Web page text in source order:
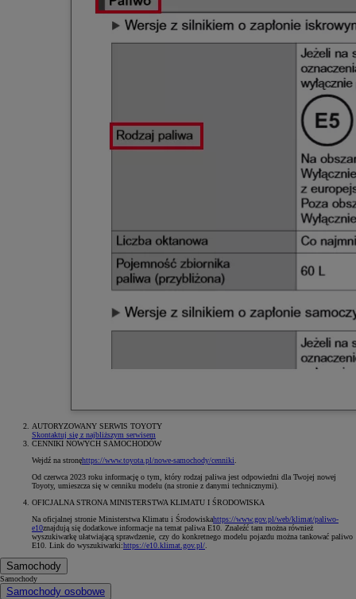
AUTORYZOWANY SERWIS TOYOTY
Skontaktuj się z najbliższym serwisem
CENNIKI NOWYCH SAMOCHODÓW
Wejdź na stronęhttps://www.toyota.pl/nowe-samochody/cenniki
Od czerwca 2023 roku informację o tym, który rodzaj paliwa jest odpowiedni dla Twojej nowej
Toyoty, umieszcza się w cenniku modelu (na stronie z danymi technicznymi).
OFICJALNA STRONA MINISTERSTWA KLIMATU I ŚRODOWISKA
Na oficjalnej stronie Ministerstwa Klimatu i Środowiskahttps://www.gov.pl/web/klimat/paliwo-
e10znajdują się dodatkowe informacje na temat paliwa E10. Znaleźć tam można również
wyszukiwarkę ułatwiającą sprawdzenie, czy do konkretnego modelu pojazdu można tankować paliwo
E10. Link do wyszukiwarki:https://e10.klimat.gov.pl/
Samochody
Samochody
Samochody osobowe